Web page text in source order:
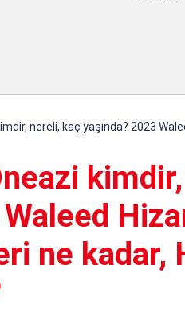
nereli, kaç yaşında? 2023
ne kadar,